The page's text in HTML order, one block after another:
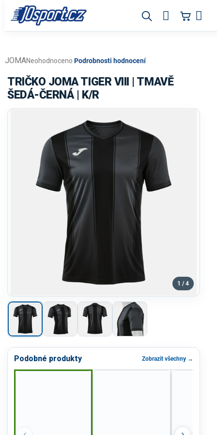
obsah
Průměrné
produktu
je
0,0
Neohodnoceno Podrobnosti hodnocení
JOMA
TRIČKO JOMA TIGER VIII | TMAVĚ
ŠEDÁ-ČERNÁ | K/R
1 / 4
Podobné produkty Zobrazit všechny →